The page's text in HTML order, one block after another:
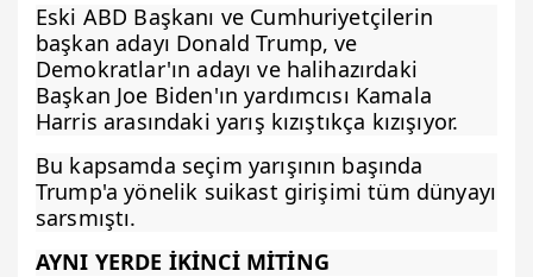
Eski ABD Başkanı ve Cumhuriyetçilerin
başkan adayı Donald Trump, ve
Demokratlar'ın adayı ve halihazırdaki
Başkan Joe Biden'ın yardımcısı Kamala
Harris arasındaki yarış kızıştıkça kızışıyor.
Bu kapsamda seçim yarışının başında
Trump'a yönelik suikast girişimi tüm dünyayı
sarsmıştı.
AYNI YERDE İKİNCİ MİTİNG